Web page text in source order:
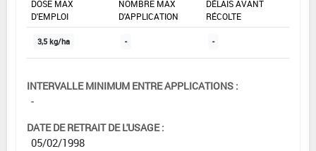
DOSE MAX
D'EMPLOI
NOMBRE MAX
D'APPLICATION
DÉLAIS AVANT
RÉCOLTE
3,5 kg/ha - -
INTERVALLE MINIMUM ENTRE APPLICATIONS :
-
DATE DE RETRAIT DE L'USAGE :
05/02/1998